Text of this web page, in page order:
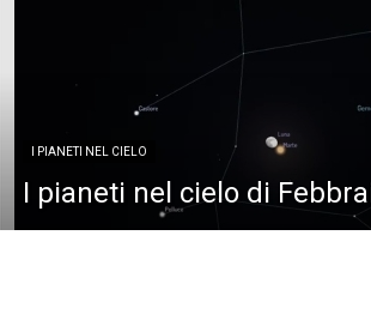
I PIANETI NEL CIELO
I pianeti nel cielo di